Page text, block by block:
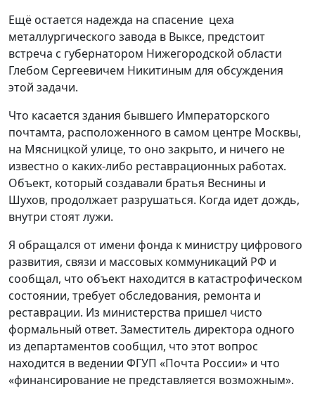
Ещё остается надежда на спасение цеха
металлургического завода в Выксе, предстоит
встреча с губернатором Нижегородской области
Глебом Сергеевичем Никитиным для обсуждения
этой задачи.
Что касается здания бывшего Императорского
почтамта, расположенного в самом центре Москвы,
на Мясницкой улице, то оно закрыто, и ничего не
известно о каких-либо реставрационных работах.
Объект, который создавали братья Веснины и
Шухов, продолжает разрушаться. Когда идет дождь,
внутри стоят лужи.
Я обращался от имени фонда к министру цифрового
развития, связи и массовых коммуникаций РФ и
сообщал, что объект находится в катастрофическом
состоянии, требует обследования, ремонта и
реставрации. Из министерства пришел чисто
формальный ответ. Заместитель директора одного
из департаментов сообщил, что этот вопрос
находится в ведении ФГУП «Почта России» и что
«финансирование не представляется возможным».